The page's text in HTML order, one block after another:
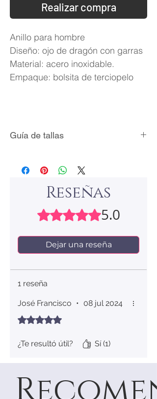
Realizar compra
Anillo para hombre
Diseño: ojo de dragón con garras
Material: acero inoxidable.
Empaque: bolsita de terciopelo
Guía de tallas
(mm)
7 54.4 17.3
8 56.9 18.1
10 62.1
11 64.6 20.6
12 67.2 21.4
Reseñas
Obtuvo 5 de 5 estrellas.
5.0
Dejar una reseña
1 reseña
José Francisco • 08 jul 2024
Obtuvo 5 de 5 estrellas.
¿Te resultó útil? Sí (1)